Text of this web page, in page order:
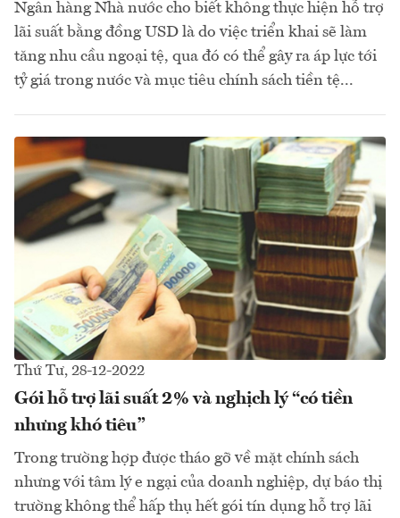
Ngân hàng Nhà nước cho biết không thực hiện hỗ trợ
lãi suất bằng đồng USD là do việc triển khai sẽ làm
tăng nhu cầu ngoại tệ, qua đó có thể gây ra áp lực tới
tỷ giá trong nước và mục tiêu chính sách tiền tệ...
Thứ Tư, 28-12-2022
Gói hỗ trợ lãi suất 2% và nghịch lý “có tiền
nhưng khó tiêu”
Trong trường hợp được tháo gỡ về mặt chính sách
nhưng với tâm lý e ngại của doanh nghiệp, dự báo thị
trường không thể hấp thụ hết gói tín dụng hỗ trợ lãi